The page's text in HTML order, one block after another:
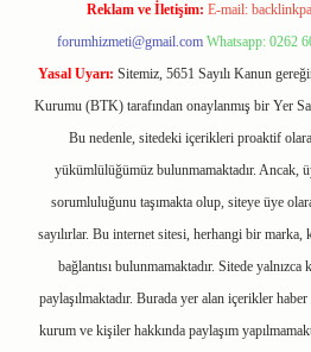
Reklam ve İletişim: E-mail:
forumhizmeti@gmail.com Whatsapp: 0262
Yasal Uyarı: Sitemiz, 5651 Sayılı Kanun
Kurumu (BTK) tarafından onaylanmış bir Yer
Bu nedenle, sitedeki içerikleri proaktif
yükümlülüğümüz bulunmamaktadır. Ancak,
sorumluluğunu taşımakta olup, siteye üye
sayılırlar. Bu internet sitesi, herhangi bir
bağlantısı bulunmamaktadır. Sitede yalnızca
paylaşılmaktadır. Burada yer alan içerikler
kurum ve kişiler hakkında paylaşım